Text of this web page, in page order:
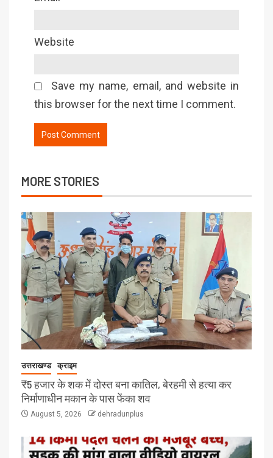
Website
Save my name, email, and website in
this browser for the next time I comment.
MORE STORIES
उत्तराखण्ड क्राइम
₹5 हजार के शक में दोस्त बना कातिल, बेरहमी से हत्या कर
निर्माणाधीन मकान के पास फेंका शव
August 5, 2026 dehradunplus